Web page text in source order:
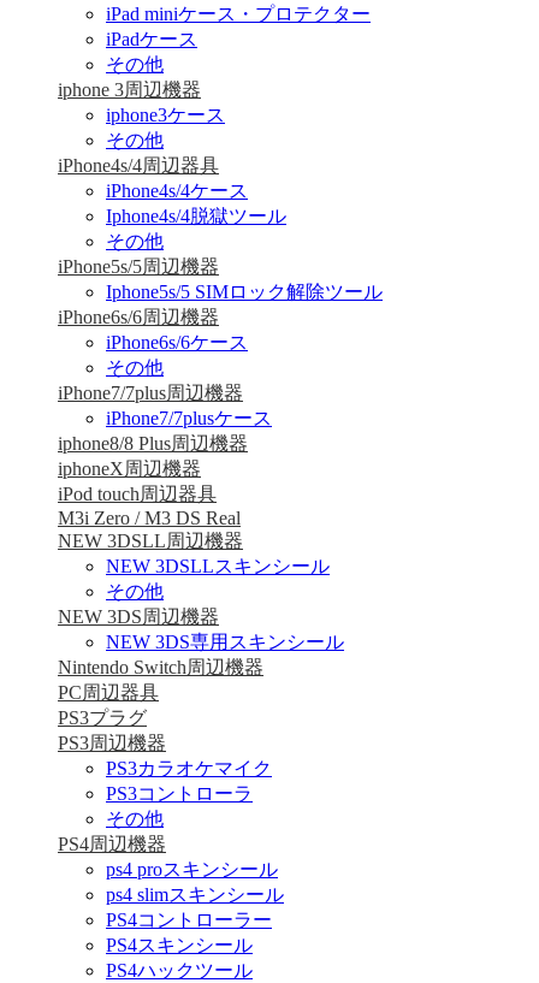
iPad miniケース・プロテクター
iPadケース
その他
iphone 3周辺機器
iphone3ケース
その他
iPhone4s/4周辺器具
iPhone4s/4ケース
Iphone4s/4脱獄ツール
その他
iPhone5s/5周辺機器
Iphone5s/5 SIMロック解除ツール
iPhone6s/6周辺機器
iPhone6s/6ケース
その他
iPhone7/7plus周辺機器
iPhone7/7plusケース
iphone8/8 Plus周辺機器
iphoneX周辺機器
iPod touch周辺器具
M3i Zero / M3 DS Real
NEW 3DSLL周辺機器
NEW 3DSLLスキンシール
その他
NEW 3DS周辺機器
NEW 3DS専用スキンシール
Nintendo Switch周辺機器
PC周辺器具
PS3プラグ
PS3周辺機器
PS3カラオケマイク
PS3コントローラ
その他
PS4周辺機器
ps4 proスキンシール
ps4 slimスキンシール
PS4コントローラー
PS4スキンシール
PS4ハックツール